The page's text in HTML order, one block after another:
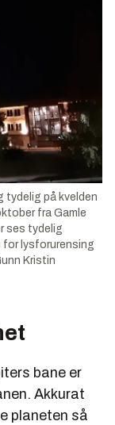
tydelig på kvelden
fra Gamle
ses tydelig
lysforurensing
Kristin
bane er
Akkurat
planeten så